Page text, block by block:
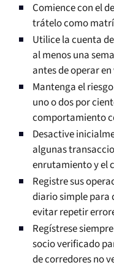
Comience con el
trátelo como
Utilice la cuenta
al menos una
antes de operar
Mantenga el
uno o dos por
comportamiento
Desactive
algunas
enrutamiento y el
Registre sus
diario simple para
evitar repetir
Regístrese
socio verificado
de corredores no